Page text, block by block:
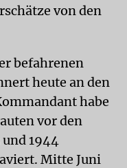
von den
befahrenen
heute an den
habe
vor den
und 1944
Mitte Juni